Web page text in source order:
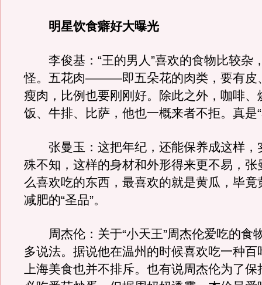
明星饮食癖好大曝光
李俊基：“王的男人”喜欢的食物比较杂
怪。五花肉———即五朵花的肉类，要有皮
瘦肉，比例也要刚刚好。除此之外，咖啡、
饭、牛排、比萨，他也一概来者不拒。真是
张曼玉：这把年纪，还能保养成这样，
殊不知，这样的身材和外形得来更不易，张
么喜欢吃的东西，最喜欢的就是黄瓜，毕竟
减肥的“圣品”。
周杰伦：关于“小天王”周杰伦爱吃的食
多说法。据说他在温州的时候喜欢吃一种百
上海美食也并不排斥。也有说周杰伦为了保